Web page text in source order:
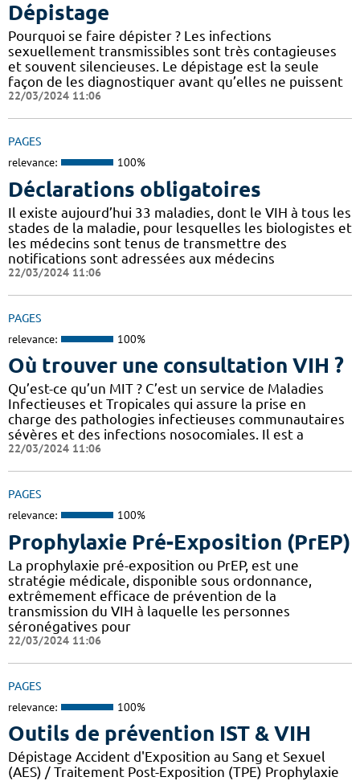
Dépistage
Pourquoi se faire dépister ? Les infections
sexuellement transmissibles sont très contagieuses
et souvent silencieuses. Le dépistage est la seule
façon de les diagnostiquer avant qu’elles ne puissent
22/03/2024 11:06
PAGES
relevance: 100%
Déclarations obligatoires
Il existe aujourd’hui 33 maladies, dont le VIH à tous les
stades de la maladie, pour lesquelles les biologistes et
les médecins sont tenus de transmettre des
notifications sont adressées aux médecins
22/03/2024 11:06
PAGES
relevance: 100%
Où trouver une consultation VIH ?
Qu’est-ce qu’un MIT ? C’est un service de Maladies
Infectieuses et Tropicales qui assure la prise en
charge des pathologies infectieuses communautaires
sévères et des infections nosocomiales. Il est a
22/03/2024 11:06
PAGES
relevance: 100%
Prophylaxie Pré-Exposition (PrEP)
La prophylaxie pré-exposition ou PrEP, est une
stratégie médicale, disponible sous ordonnance,
extrêmement efficace de prévention de la
transmission du VIH à laquelle les personnes
séronégatives pour
22/03/2024 11:06
PAGES
relevance: 100%
Outils de prévention IST & VIH
Dépistage Accident d'Exposition au Sang et Sexuel
(AES) / Traitement Post-Exposition (TPE) Prophylaxie